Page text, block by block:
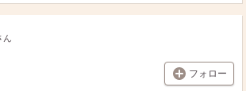
ん
フォロー